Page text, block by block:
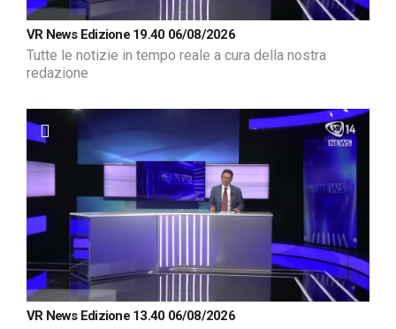
VR News Edizione 19.40 06/08/2026
Tutte le notizie in tempo reale a cura della nostra
redazione
VR News Edizione 13.40 06/08/2026